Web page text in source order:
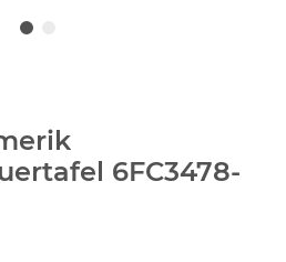
6FC3478-